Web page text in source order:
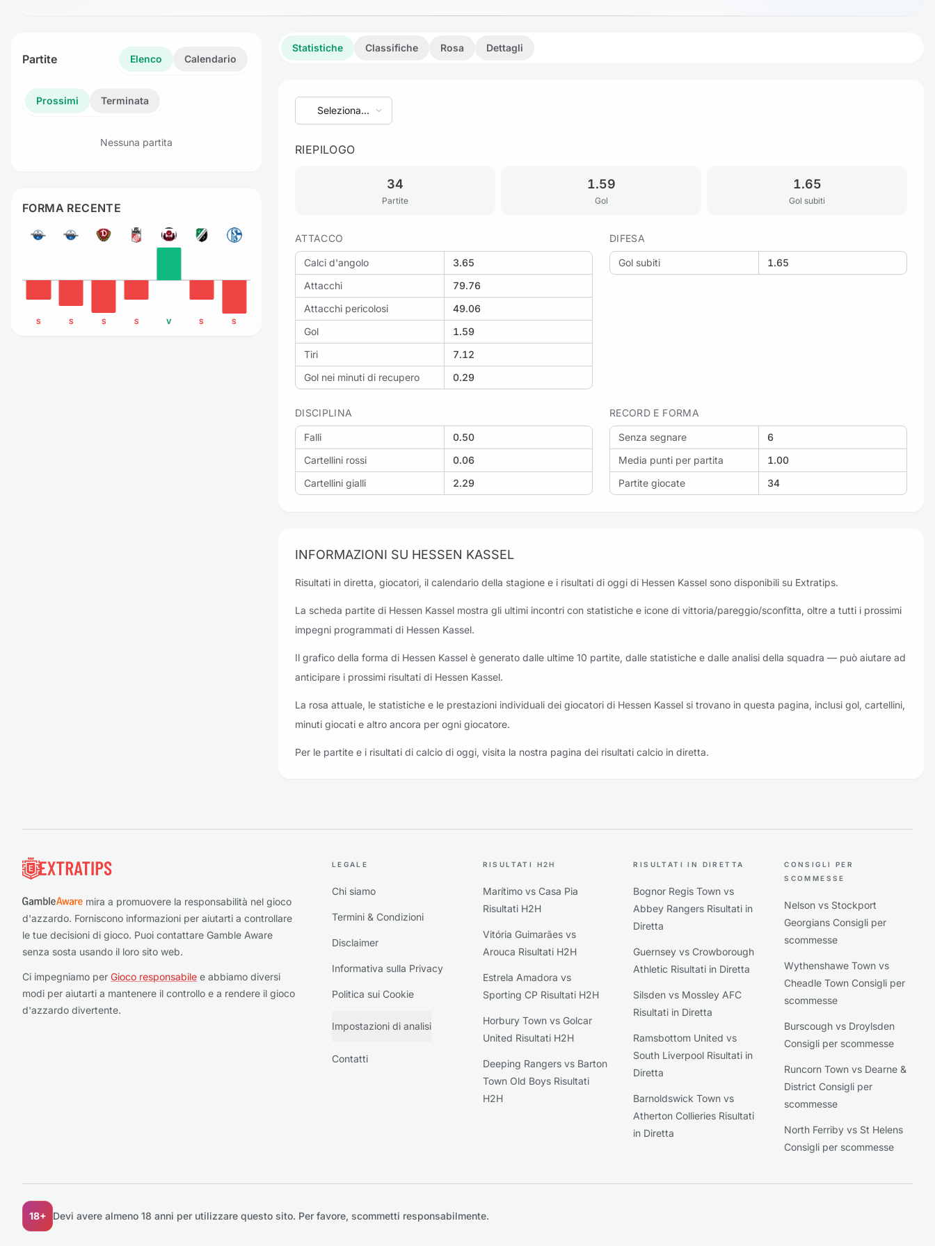
Partite Elenco Calendario
Prossimi Terminata
Nessuna partita
FORMA RECENTE
S S S S V S S
Statistiche Classifiche Rosa Dettagli
Seleziona
stagione
RIEPILOGO
34
Partite
1.59
Gol
1.65
Gol subiti
ATTACCO
Calci d'angolo
3.65
Attacchi
79.76
Attacchi pericolosi
49.06
Gol
1.59
Tiri
7.12
Gol nei minuti di recupero
0.29
DIFESA
Gol subiti 1.65
DISCIPLINA
Falli
0.50
Cartellini rossi
0.06
Cartellini gialli
2.29
RECORD E FORMA
Senza segnare
6
Media punti per partita
1.00
Partite giocate
34
INFORMAZIONI SU HESSEN KASSEL
Risultati in diretta, giocatori, il calendario della stagione e i risultati di oggi di Hessen Kassel sono disponibili su Extratips.
La scheda partite di Hessen Kassel mostra gli ultimi incontri con statistiche e icone di vittoria/pareggio/sconfitta, oltre a tutti i prossimi
impegni programmati di Hessen Kassel.
Il grafico della forma di Hessen Kassel è generato dalle ultime 10 partite, dalle statistiche e dalle analisi della squadra — può aiutare ad
anticipare i prossimi risultati di Hessen Kassel.
La rosa attuale, le statistiche e le prestazioni individuali dei giocatori di Hessen Kassel si trovano in questa pagina, inclusi gol, cartellini,
minuti giocati e altro ancora per ogni giocatore.
Per le partite e i risultati di calcio di oggi, visita la nostra pagina dei risultati calcio in diretta.
mira a promuovere la responsabilità nel gioco
d'azzardo. Forniscono informazioni per aiutarti a controllare
le tue decisioni di gioco. Puoi contattare Gamble Aware
senza sosta usando il loro sito web.
Ci impegniamo per Gioco responsabile e abbiamo diversi
modi per aiutarti a mantenere il controllo e a rendere il gioco
d'azzardo divertente.
LEGALE
Chi siamo
Termini & Condizioni
Disclaimer
Informativa sulla Privacy
Politica sui Cookie
Impostazioni di analisi
Contatti
RISULTATI H2H
Marítimo vs Casa Pia
Risultati H2H
Vitória Guimarães vs
Arouca Risultati H2H
Estrela Amadora vs
Sporting CP Risultati H2H
Horbury Town vs Golcar
United Risultati H2H
Deeping Rangers vs Barton
Town Old Boys Risultati
H2H
RISULTATI IN DIRETTA
Bognor Regis Town vs
Abbey Rangers Risultati in
Diretta
Guernsey vs Crowborough
Athletic Risultati in Diretta
Silsden vs Mossley AFC
Risultati in Diretta
Ramsbottom United vs
South Liverpool Risultati in
Diretta
Barnoldswick Town vs
Atherton Collieries Risultati
in Diretta
CONSIGLI PER
SCOMMESSE
Nelson vs Stockport
Georgians Consigli per
scommesse
Wythenshawe Town vs
Cheadle Town Consigli per
scommesse
Burscough vs Droylsden
Consigli per scommesse
Runcorn Town vs Dearne &
District Consigli per
scommesse
North Ferriby vs St Helens
Consigli per scommesse
18+ Devi avere almeno 18 anni per utilizzare questo sito. Per favore, scommetti responsabilmente.